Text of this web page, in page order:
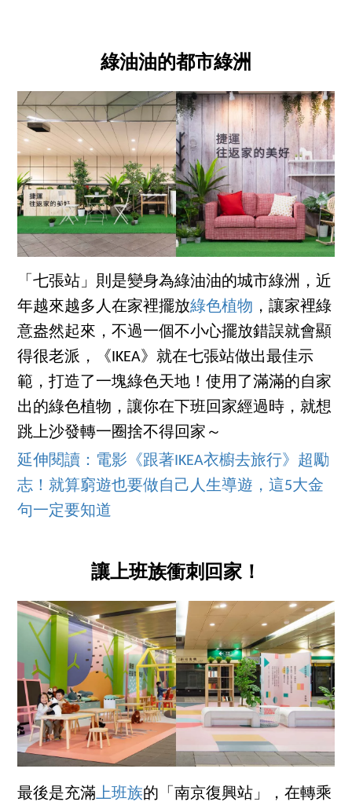
綠油油的都市綠洲
「七張站」則是變身為綠油油的城市綠洲，近
年越來越多人在家裡擺放綠色植物 ，讓家裡綠
意盎然起來，不過一個不小心擺放錯誤就會顯
得很老派，《IKEA》就在七張站做出最佳示
範，打造了一塊綠色天地！使用了滿滿的自家
出的綠色植物，讓你在下班回家經過時，就想
跳上沙發轉一圈捨不得回家～
延伸閱讀：電影《跟著IKEA衣櫥去旅行》超勵
志！就算窮遊也要做自己人生導遊，這5大金
句一定要知道
讓上班族衝刺回家！
最後是充滿上班族的「南京復興站」，在轉乘